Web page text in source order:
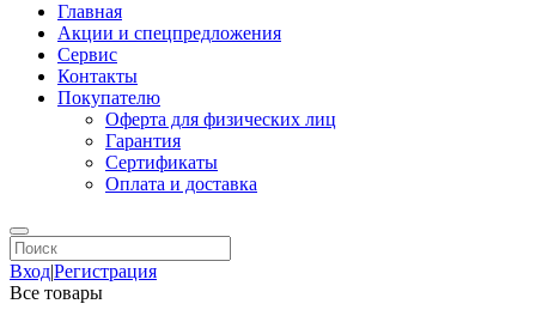
Главная
Акции и спецпредложения
Сервис
Контакты
Покупателю
Оферта для физических лиц
Гарантия
Сертификаты
Оплата и доставка
Вход|Регистрация
Все товары